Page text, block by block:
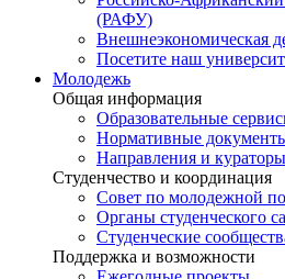
(РАФУ)
Внешнеэкономическая
Посетите наш
Молодежь
Общая информация
Образовательные
Нормативные
Направления и кураторы
Студенчество и координация
Совет по молодежной
Органы студенческого
Студенческие
Поддержка и возможности